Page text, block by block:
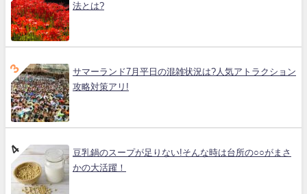
法とは?
サマーランド7月平日の混雑状況は?人気アトラクション
攻略対策アリ!
豆乳鍋のスープが足りない!そんな時は台所の○○がまさ
かの大活躍！